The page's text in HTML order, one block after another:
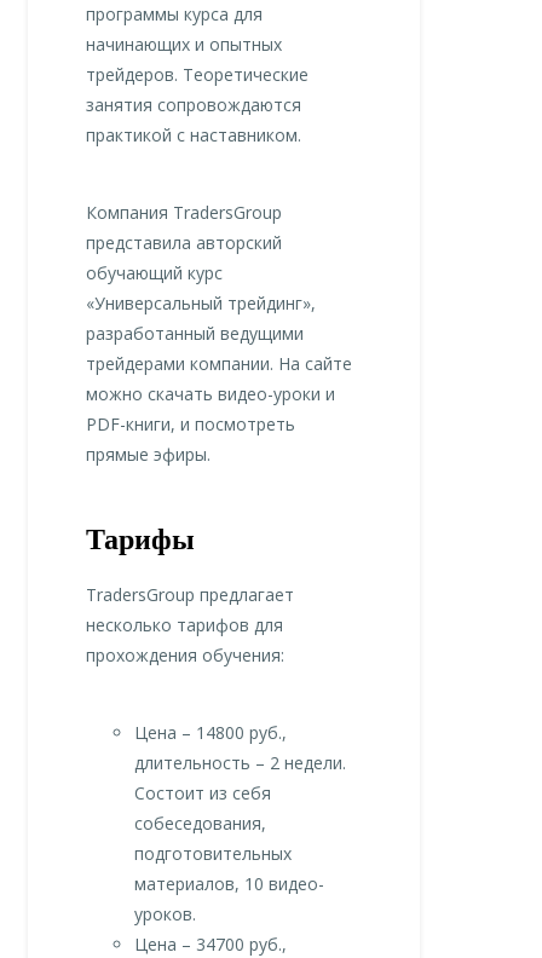
программы курса для
начинающих и опытных
трейдеров. Теоретические
занятия сопровождаются
практикой с наставником.
Компания TradersGroup
представила авторский
обучающий курс
«Универсальный трейдинг»,
разработанный ведущими
трейдерами компании. На сайте
можно скачать видео-уроки и
PDF-книги, и посмотреть
прямые эфиры.
Тарифы
TradersGroup предлагает
несколько тарифов для
прохождения обучения:
Цена – 14800 руб.,
длительность – 2 недели.
Состоит из себя
собеседования,
подготовительных
материалов, 10 видео-
уроков.
Цена – 34700 руб.,